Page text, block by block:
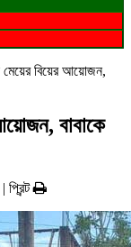
বিয়ের আয়োজন,
বাবাকে
প্রিন্ট